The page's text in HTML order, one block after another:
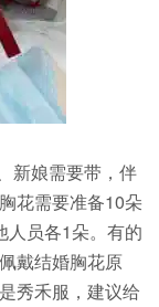
新娘需要带，伴
花需要准备10朵
人员各1朵。有的
戴结婚胸花原
秀禾服，建议给